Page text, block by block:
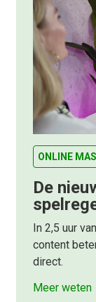
ONLINE
De
In 2,5 uur
content
direct.
Meer weten